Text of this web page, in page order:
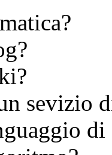
sevizio
di